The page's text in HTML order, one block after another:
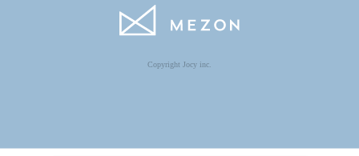
Copyright Jocy inc.